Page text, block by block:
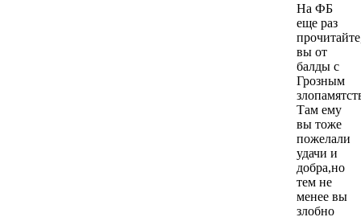
На ФБ
еще раз
вы от
балды с
Грозным
Там ему
вы тоже
пожелали
удачи и
добра,но
тем не
менее вы
злобно